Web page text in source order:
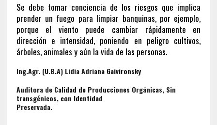
Se debe tomar conciencia de los riesgos que implica
prender un fuego para limpiar banquinas, por ejemplo,
porque el viento puede cambiar rápidamente en
dirección e intensidad, poniendo en peligro cultivos,
árboles, animales y aún la vida de las personas.
Ing.Agr. (U.B.A) Lidia Adriana Gaivironsky
Auditora de Calidad de Producciones Orgánicas, Sin
transgénicos, con Identidad
Preservada.